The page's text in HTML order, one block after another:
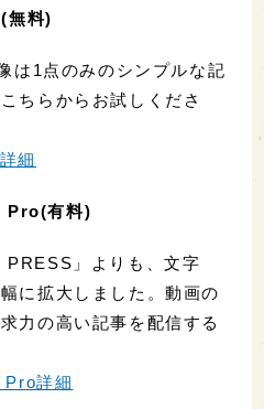
無料)
は1点のみのシンプルな記
ちらからお試しくださ
細
Pro(有料)
」よりも、文字
に拡大しました。動画の
力の高い記事を配信する
詳細